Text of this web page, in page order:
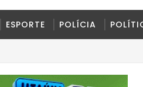
ESPORTE POLÍCIA